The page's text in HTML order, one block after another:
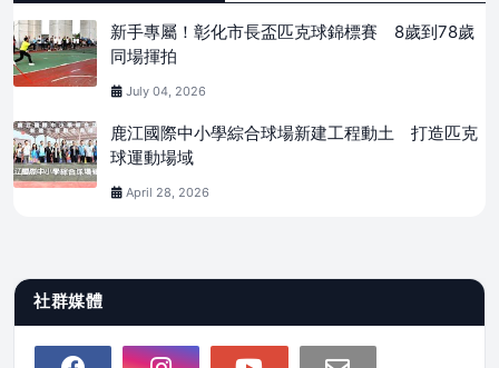
新手專屬！彰化市長盃匹克球錦標賽 8歲到78歲
同場揮拍
July 04, 2026
鹿江國際中小學綜合球場新建工程動土 打造匹克
球運動場域
April 28, 2026
社群媒體